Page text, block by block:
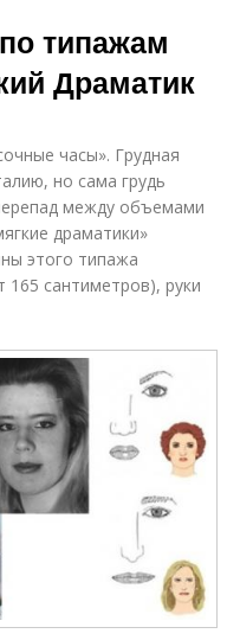
типажам
Драматик
часы». Грудная
но сама грудь
между объемами
драматики»
этого типажа
165 сантиметров), руки